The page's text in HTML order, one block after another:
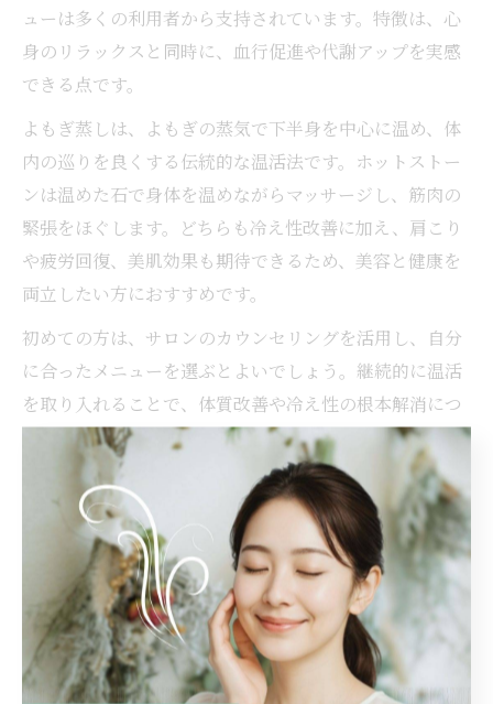
ューは多くの利用者から支持されています。特徴は、心
身のリラックスと同時に、血行促進や代謝アップを実感
できる点です。
よもぎ蒸しは、よもぎの蒸気で下半身を中心に温め、体
内の巡りを良くする伝統的な温活法です。ホットストー
ンは温めた石で身体を温めながらマッサージし、筋肉の
緊張をほぐします。どちらも冷え性改善に加え、肩こり
や疲労回復、美肌効果も期待できるため、美容と健康を
両立したい方におすすめです。
初めての方は、サロンのカウンセリングを活用し、自分
に合ったメニューを選ぶとよいでしょう。継続的に温活
を取り入れることで、体質改善や冷え性の根本解消につ
ながる可能性が高まります。
冷え性改善には何を意識すべきか徹底解説
冷え性改善には、生活習慣の見直しと正しいケアの両立
が欠かせません。特に食生活では、身体を温める食材
（生姜、根菜類など）を積極的に取り入れることが効果
的です。また、適度な運動やストレッチを日々の習慣に
加えることで、血行促進と基礎代謝の向上が期待できま